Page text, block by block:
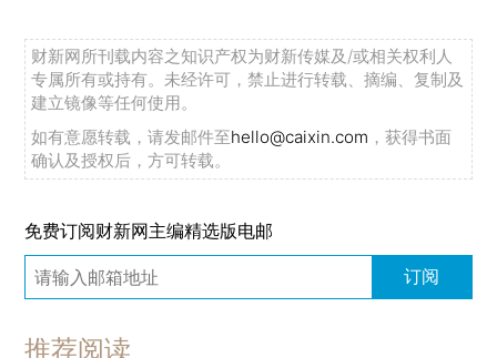
财新网所刊载内容之知识产权为财新传媒及/或相关权利人
专属所有或持有。未经许可，禁止进行转载、摘编、复制及
建立镜像等任何使用。
如有意愿转载，请发邮件至hello@caixin.com ，获得书面
确认及授权后，方可转载。
免费订阅财新网主编精选版电邮
订阅
推荐阅读